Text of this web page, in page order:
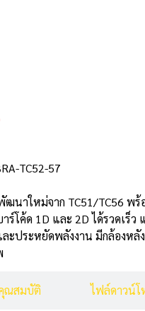
ฒนาใหม่จาก TC51/
ค้ด 1D และ 2D ได้รวดเ
ประหยัดพลังงาน มีกล้องห
ณสมบัติ ไฟล์ดาวน์โ